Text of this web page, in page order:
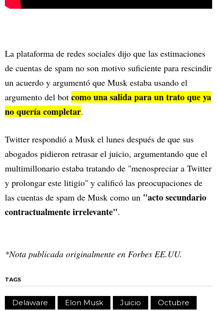
La plataforma de redes sociales dijo que las estimaciones
de cuentas de spam no son motivo suficiente para rescindir
un acuerdo y argumentó que Musk estaba usando el
argumento del bot como una salida para un trato que ya
no quería completar.
Twitter respondió a Musk el lunes después de que sus
abogados pidieron retrasar el juicio, argumentando que el
multimillonario estaba tratando de "menospreciar a Twitter
y prolongar este litigio" y calificó las preocupaciones de
las cuentas de spam de Musk como un "acto secundario
contractualmente irrelevante".
*Nota publicada originalmente en Forbes EE.UU.
TAGS
Delaware Elon Musk Juicio
Octubre